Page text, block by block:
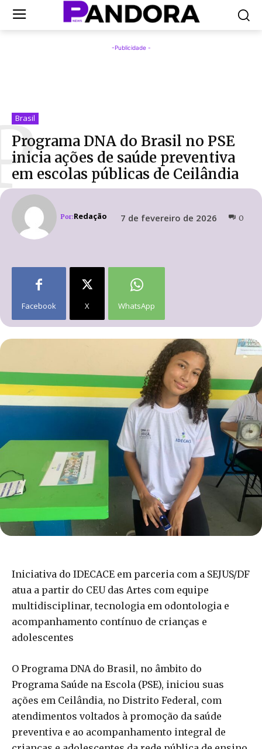
-Publicidade -
Brasil
Programa DNA do Brasil no PSE
inicia ações de saúde preventiva
em escolas públicas de Ceilândia
Por:Redação 7 de fevereiro de 2026 0
Facebook X WhatsApp
Iniciativa do IDECACE em parceria com a SEJUS/DF
atua a partir do CEU das Artes com equipe
multidisciplinar, tecnologia em odontologia e
acompanhamento contínuo de crianças e
adolescentes
O Programa DNA do Brasil, no âmbito do
Programa Saúde na Escola (PSE), iniciou suas
ações em Ceilândia, no Distrito Federal, com
atendimentos voltados à promoção da saúde
preventiva e ao acompanhamento integral de